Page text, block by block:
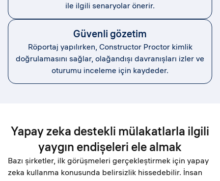
ile ilgili senaryolar önerir.
Güvenli gözetim
Röportaj yapılırken, Constructor Proctor kimlik
doğrulamasını sağlar, olağandışı davranışları izler ve
oturumu inceleme için kaydeder.
Yapay zeka destekli mülakatlarla ilgili
yaygın endişeleri ele almak
Bazı şirketler, ilk görüşmeleri gerçekleştirmek için yapay
zeka kullanma konusunda belirsizlik hissedebilir. İnsan